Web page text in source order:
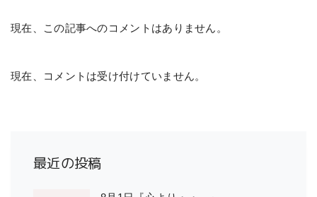
現在、この記事へのコメントはありません。
現在、コメントは受け付けていません。
最近の投稿